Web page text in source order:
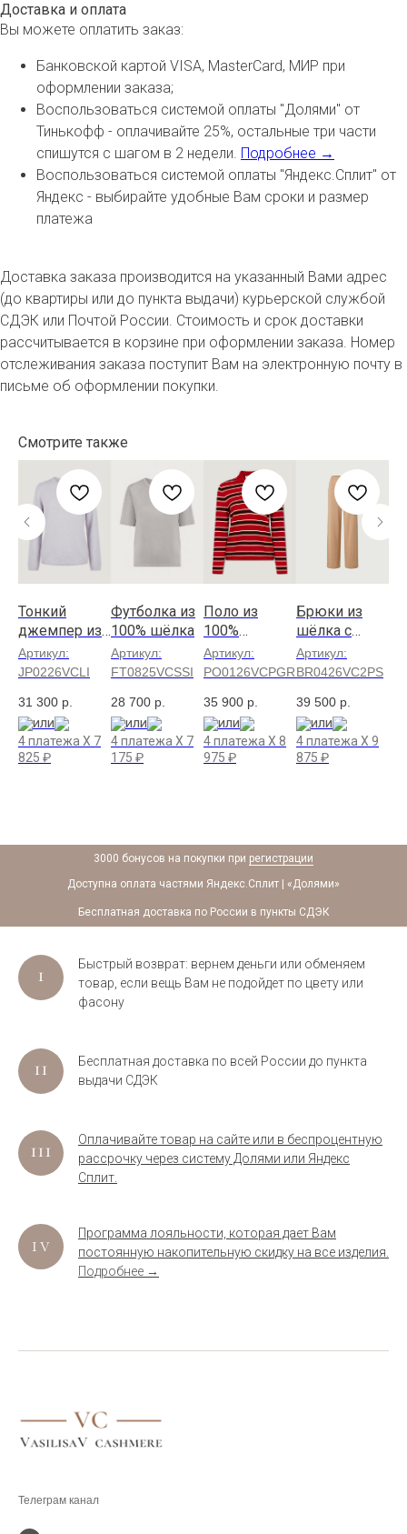
Доставка и оплата
Вы можете оплатить заказ:
Банковской картой VISA, MasterCard, МИР при
оформлении заказа;
Воспользоваться системой оплаты "Долями" от
Тинькофф - оплачивайте 25%, остальные три части
спишутся с шагом в 2 недели. Подробнее →
Воспользоваться системой оплаты "Яндекс.Сплит" от
Яндекс - выбирайте удобные Вам сроки и размер
платежа
Доставка заказа производится на указанный Вами адрес
(до квартиры или до пункта выдачи) курьерской службой
СДЭК или Почтой России. Стоимость и срок доставки
рассчитывается в корзине при оформлении заказа. Номер
отслеживания заказа поступит Вам на электронную почту в
письме об оформлении покупки.
Смотрите также
Тонкий
джемпер из
100%
кашемира
Артикул:
JP0226VCLI
31 300 р.
или
4 платежа X 7
825 ₽
Футболка из
100% шёлка
Артикул:
FT0825VCSSI
28 700 р.
или
4 платежа X 7
175 ₽
Поло из
100%
премиальног
о гребенного
Артикул:
PO0126VCPGRD
35 900 р.
или
4 платежа X 8
975 ₽
Брюки из
шёлка с
кашемиром
рост 170 см
Артикул:
BR0426VC2PS
39 500 р.
или
4 платежа X 9
875 ₽
3000 бонусов на покупки при регистрации
Доступна оплата частями Яндекс.Сплит | «Долями»
Бесплатная доставка по России в пункты СДЭК
Быстрый возврат: вернем деньги или обменяем
товар, если вещь Вам не подойдет по цвету или
фасону
Бесплатная доставка по всей России до пункта
выдачи СДЭК
Оплачивайте товар на сайте или в беспроцентную
рассрочку через систему Долями или Яндекс
Сплит.
Программа лояльности, которая дает Вам
постоянную накопительную скидку на все изделия.
Подробнее →